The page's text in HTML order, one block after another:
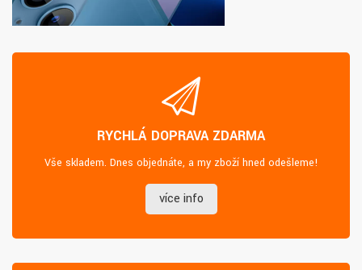
RYCHLÁ DOPRAVA ZDARMA
Vše skladem. Dnes objednáte, a my zboží hned odešleme!
více info